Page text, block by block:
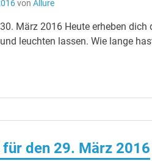
von Allure
März 2016 Heute erheben
leuchten lassen. Wie lange
den 29. März 2016